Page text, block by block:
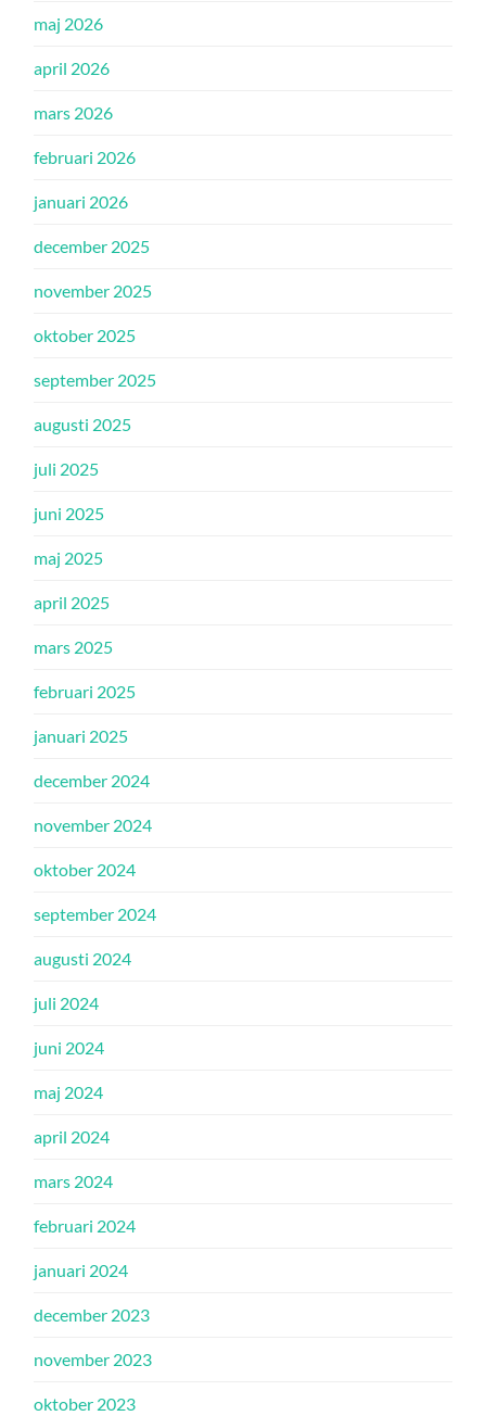
maj 2026
april 2026
mars 2026
februari 2026
januari 2026
december 2025
november 2025
oktober 2025
september 2025
augusti 2025
juli 2025
juni 2025
maj 2025
april 2025
mars 2025
februari 2025
januari 2025
december 2024
november 2024
oktober 2024
september 2024
augusti 2024
juli 2024
juni 2024
maj 2024
april 2024
mars 2024
februari 2024
januari 2024
december 2023
november 2023
oktober 2023